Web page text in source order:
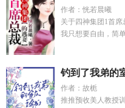
作者：恍若晨曦
关于四神集团1首席
我只想要自由，简
钓到了我弟的
作者：故栀
推推预收美人教授